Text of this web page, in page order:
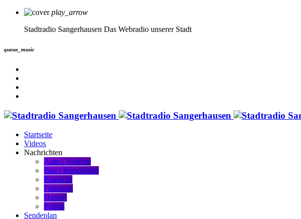
play_arrow
Stadtradio Sangerhausen Das Webradio unserer Stadt
queue_music
Startseite
Videos
Nachrichten
Auto / Verkehr
Bau / Immobilien
Blaulicht
Finanzen
Handel
Politik
Sendeplan